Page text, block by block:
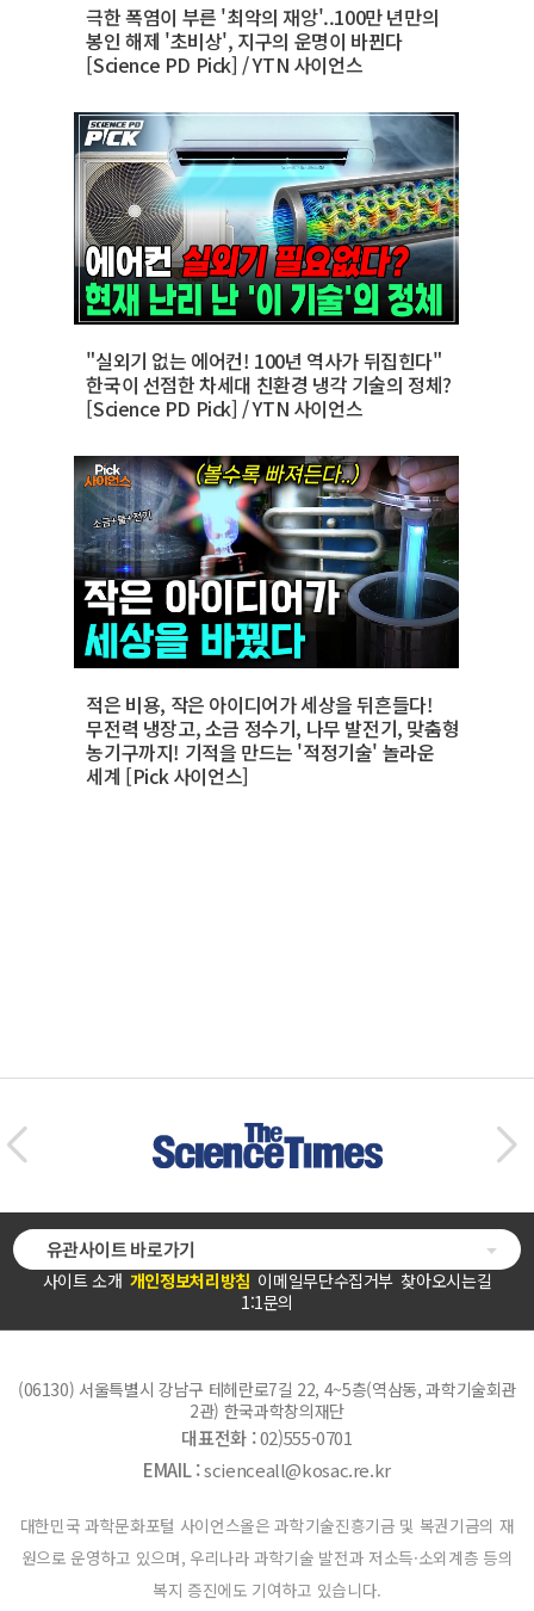
극한 폭염이 부른 '최악의 재앙'..100만 년만의
봉인 해제 '초비상', 지구의 운명이 바뀐다
[Science PD Pick] / YTN 사이언스
"실외기 없는 에어컨! 100년 역사가 뒤집힌다"
한국이 선점한 차세대 친환경 냉각 기술의 정체?
[Science PD Pick] / YTN 사이언스
적은 비용, 작은 아이디어가 세상을 뒤흔들다!
무전력 냉장고, 소금 정수기, 나무 발전기, 맞춤형
농기구까지! 기적을 만드는 '적정기술' 놀라운
세계 [Pick 사이언스]
사이트 소개 개인정보처리방침 이메일무단수집거부 찾아오시는길
1:1문의
유관사이트 바로가기
(06130) 서울특별시 강남구 테헤란로7길 22, 4~5층(역삼동, 과학기술회관
2관) 한국과학창의재단
대표전화 :02)555-0701
EMAIL :scienceall@kosac.re.kr
대한민국 과학문화포털 사이언스올은 과학기술진흥기금 및 복권기금의 재
원으로 운영하고 있으며, 우리나라 과학기술 발전과 저소득·소외계층 등의
복지 증진에도 기여하고 있습니다.